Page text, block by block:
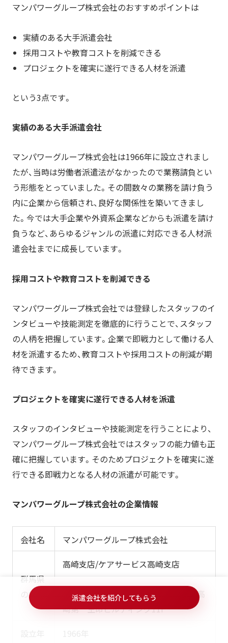
マンパワーグループ株式会社のおすすめポイントは
実績のある大手派遣会社
採用コストや教育コストを削減できる
プロジェクトを確実に遂行できる人材を派遣
という3点です。
実績のある大手派遣会社
マンパワーグループ株式会社は1966年に設立されまし
たが、当時は労働者派遣法がなかったので業務請負とい
う形態をとっていました。その間数々の業務を請け負う
内に企業から信頼され、良好な関係性を築いてきまし
た。今では大手企業や外資系企業などからも派遣を請け
負うなど、あらゆるジャンルの派遣に対応できる人材派
遣会社までに成長しています。
採用コストや教育コストを削減できる
マンパワーグループ株式会社では登録したスタッフのイ
ンタビューや技能測定を徹底的に行うことで、スタッフ
の人柄を把握しています。企業で即戦力として働ける人
材を派遣するため、教育コストや採用コストの削減が期
待できます。
プロジェクトを確実に遂行できる人材を派遣
スタッフのインタビューや技能測定を行うことにより、
マンパワーグループ株式会社ではスタッフの能力値も正
確に把握しています。そのためプロジェクトを確実に遂
行できる即戦力となる人材の派遣が可能です。
マンパワーグループ株式会社の企業情報
会社名 マンパワーグループ株式会社
群馬県
の拠点
高崎支店/ケアサービス高崎支店
〒370-0831 群馬県高崎市あら町167 高
崎第一生命ビルディング11F
派遣会社を紹介してもらう